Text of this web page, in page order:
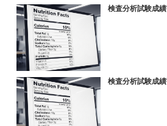
検査分析試験成
検査分析試験成